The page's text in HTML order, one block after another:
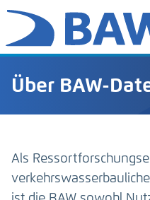
Über BAW-
Als